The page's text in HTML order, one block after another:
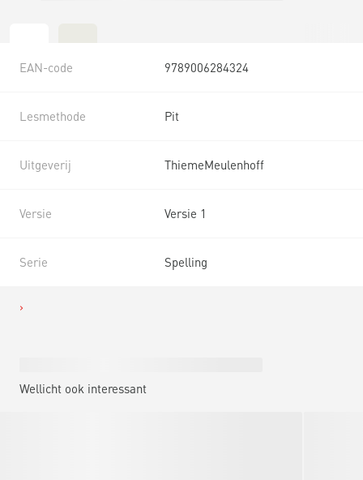
EAN-code 9789006284324
Lesmethode Pit
Uitgeverij ThiemeMeulenhoff
Versie Versie 1
Serie Spelling
Wellicht ook interessant